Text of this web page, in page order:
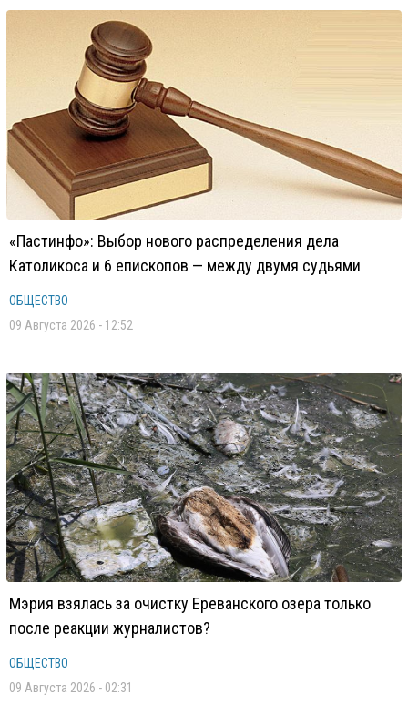
«Пастинфо»: Выбор нового распределения дела
Католикоса и 6 епископов — между двумя судьями
ОБЩЕСТВО
09 Августа 2026 - 12:52
Мэрия взялась за очистку Ереванского озера только
после реакции журналистов?
ОБЩЕСТВО
09 Августа 2026 - 02:31